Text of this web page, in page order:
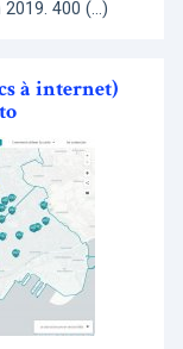
400 (…)
à internet)